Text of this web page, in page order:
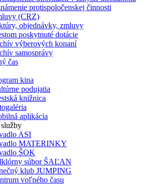
protispoločenskej činnosti
(CRZ)
objednávky, zmluvy
poskytnuté dotácie
výberových konaní
samosprávy
čas
kina
podujatia
knižnica
aplikácia
ASI
MATERINKY
ŠOK
súbor ŠAĽAN
klub JUMPING
voľného času